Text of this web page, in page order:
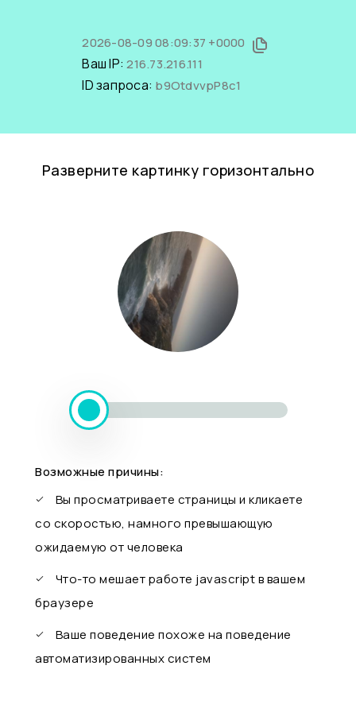
2026-08-09 08:09:37 +0000
Ваш IP:216.73.216.111
ID запроса: b9OtdvvpP8c1
Разверните картинку горизонтально
Возможные причины:
Вы просматриваете страницы и кликаете
со скоростью, намного превышающую
ожидаемую от человека
Что-то мешает работе javascript в вашем
браузере
Ваше поведение похоже на поведение
автоматизированных систем